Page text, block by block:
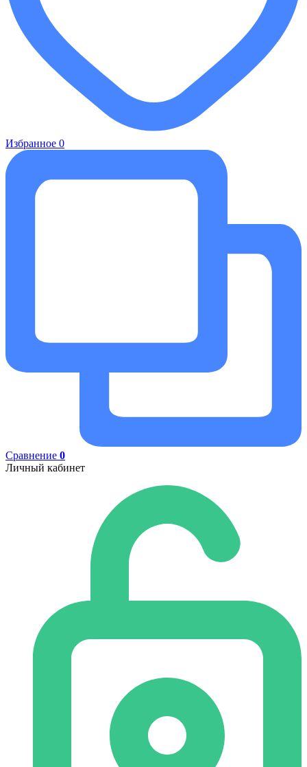
Избранное 0
Сравнение 0
Личный кабинет